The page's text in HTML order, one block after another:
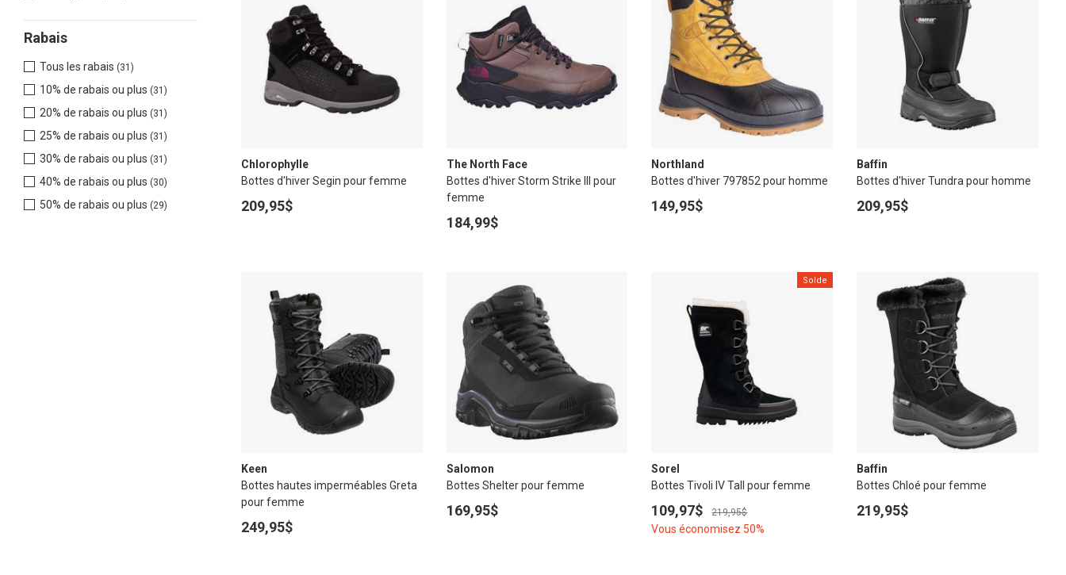
Rabais
Tous les rabais (31)
10% de rabais ou plus (31)
20% de rabais ou plus (31)
25% de rabais ou plus (31)
30% de rabais ou plus (31)
40% de rabais ou plus (30)
50% de rabais ou plus (29)
Chlorophylle
Bottes d'hiver Segin pour femme
209,95$
The North Face
Bottes d'hiver Storm Strike III pour
femme
184,99$
Northland
Bottes d'hiver 797852 pour homme
149,95$
Baffin
Bottes d'hiver Tundra pour homme
209,95$
Keen
Bottes hautes imperméables Greta
pour femme
249,95$
Salomon
Bottes Shelter pour femme
169,95$
Solde
Sorel
Bottes Tivoli IV Tall pour femme
109,97$ 219,95$
Vous économisez 50%
Baffin
Bottes Chloé pour femme
219,95$